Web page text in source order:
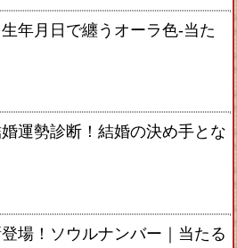
年月日で纏うオーラ色-当た
運勢診断！結婚の決め手とな
場！ソウルナンバー｜当たる